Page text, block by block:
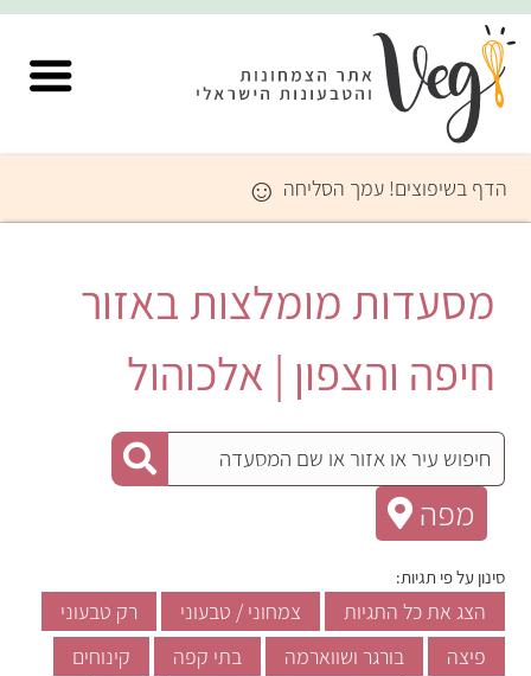
הדף בשיפוצים! עמך הסליחה ☺
מסעדות מומלצות באזור
חיפה והצפון | אלכוהול
מפה
סינון על פי תגיות:
הצג את כל התגיות צמחוני / טבעוני
רק טבעוני
פיצה
בורגר ושווארמה בתי קפה
קינוחים